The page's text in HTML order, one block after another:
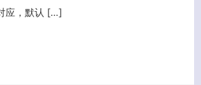
应，默认 […]